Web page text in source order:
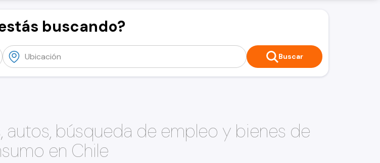
buscando?
Buscar
búsqueda de empleo y bienes de
en Chile